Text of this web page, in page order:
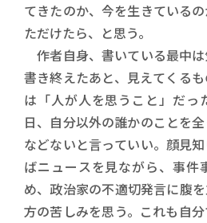
てきたのか、今を生きている
ただけたら、と思う。
作者自身、書いている最中は
書き終えたあと、見えてくる
は「人が人を思うこと」だっ
日、自分以外の誰かのことを
などないと言っていい。顔見
ばニュースを見ながら、事件
め、政治家の不適切発言に腹
方の苦しみを思う。これも自